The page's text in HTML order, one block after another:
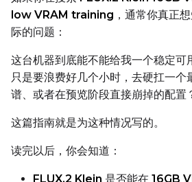
low VRAM training ，通常你真正
际的问题：
这台机器到底能不能给我一个稳定可
只是要浪费好几个小时，去硬扛一
谱、或者在预览阶段直接崩掉的配置
这篇指南就是为这种情况写的。
读完以后，你会知道：
FLUX.2 Klein 是否能在 16GB